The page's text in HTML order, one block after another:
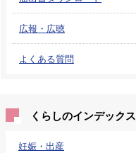
広報・広聴
よくある質問
くらしのインデックス
妊娠・出産